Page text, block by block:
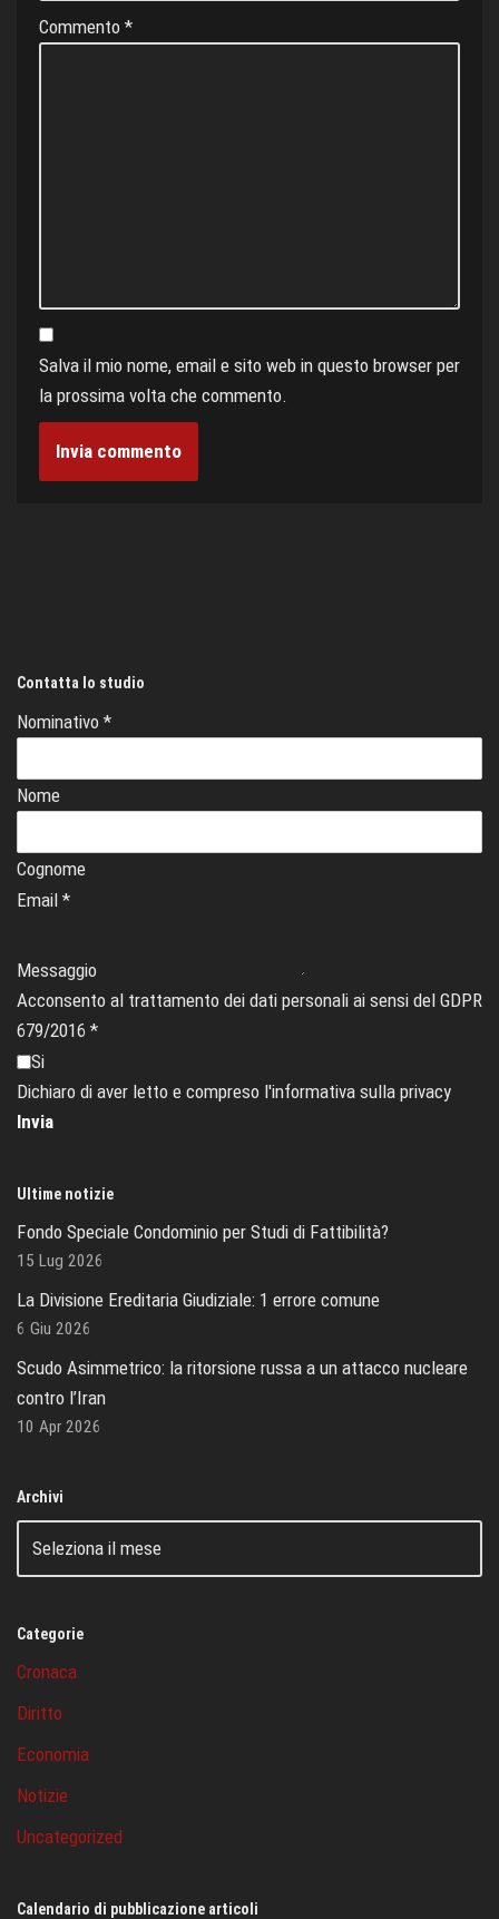
Commento *
Salva il mio nome, email e sito web in questo browser per
la prossima volta che commento.
Contatta lo studio
Nominativo *
Nome
Cognome
Email *
Messaggio
Acconsento al trattamento dei dati personali ai sensi del GDPR
679/2016 *
Si
Dichiaro di aver letto e compreso l'informativa sulla privacy
Invia
Ultime notizie
Fondo Speciale Condominio per Studi di Fattibilità?
15 Lug 2026
La Divisione Ereditaria Giudiziale: 1 errore comune
6 Giu 2026
Scudo Asimmetrico: la ritorsione russa a un attacco nucleare
contro l’Iran
10 Apr 2026
Archivi
Categorie
Cronaca
Diritto
Economia
Notizie
Uncategorized
Calendario di pubblicazione articoli